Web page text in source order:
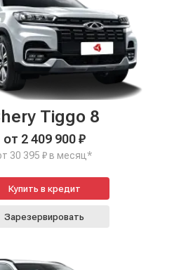
Tiggo 8
от 2 409 900 ₽
30 395 ₽ в месяц*
Купить в кредит
Зарезервировать